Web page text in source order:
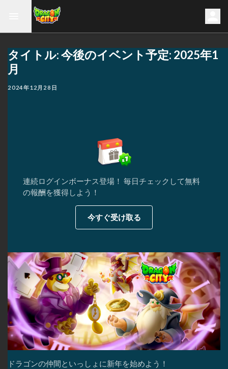
タイトル: 今後のイベント予定: 2025年1
月
2024年12月28日
連続ログインボーナス登場！ 毎日チェックして無料
の報酬を獲得しよう！
今すぐ受け取る
ドラゴンの仲間といっしょに新年を始めよう！